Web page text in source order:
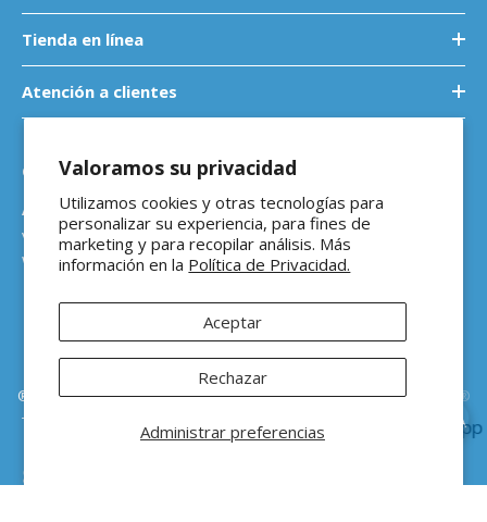
Valoramos su privacidad
Utilizamos cookies y otras tecnologías para
personalizar su experiencia, para fines de
marketing y para recopilar análisis. Más
información en la Política de Privacidad.
Administrar preferencias
Aceptar
Rechazar
Tienda en línea
Atención a clientes
Contáctanos
Atención a empresas
ventasb2b@ferreteriaeloso.mx
WhatsApp: 464 205 4992
®Ferretería El Oso Todos los derechos reservados |Vitamina Online®
Todos los precios de venta sugeridos están en MXN ($) e incluyen IVA